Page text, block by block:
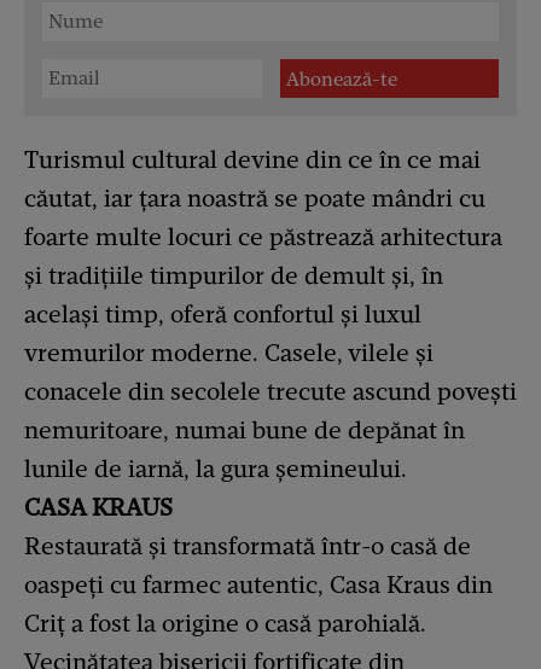
Turismul cultural devine din ce în ce mai
căutat, iar țara noastră se poate mândri cu
foarte multe locuri ce păstrează arhitectura
și tradițiile timpurilor de demult și, în
același timp, oferă confortul și luxul
vremurilor moderne. Casele, vilele și
conacele din secolele trecute ascund povești
nemuritoare, numai bune de depănat în
lunile de iarnă, la gura șemineului.
CASA KRAUS
Restaurată și transformată într-o casă de
oaspeți cu farmec autentic, Casa Kraus din
Criț a fost la origine o casă parohială.
Vecinătatea bisericii fortificate din